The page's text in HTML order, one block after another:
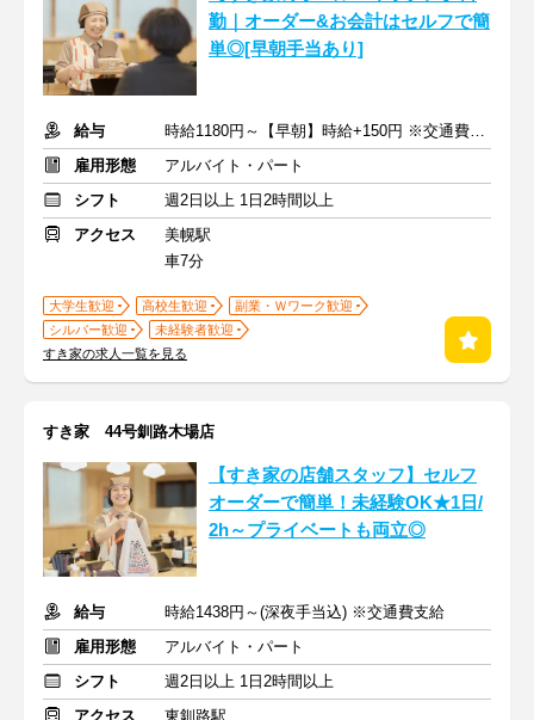
勤｜オーダー&お会計はセルフで簡
単◎[早朝手当あり]
給与
時給1180円～【早朝】時給+150円 ※交通費支給
雇用形態
アルバイト・パート
シフト
週2日以上 1日2時間以上
アクセス
美幌駅
車7分
大学生歓迎 高校生歓迎
副業・Ｗワーク歓迎
シルバー歓迎
未経験者歓迎
すき家の求人一覧を見る
すき家 44号釧路木場店
【すき家の店舗スタッフ】セルフ
オーダーで簡単！未経験OK★1日/
2h～プライベートも両立◎
給与
時給1438円～(深夜手当込) ※交通費支給
雇用形態
アルバイト・パート
シフト
週2日以上 1日2時間以上
アクセス
東釧路駅